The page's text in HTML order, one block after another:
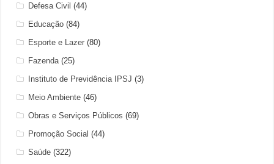
Defesa Civil (44)
Educação (84)
Esporte e Lazer (80)
Fazenda (25)
Instituto de Previdência IPSJ (3)
Meio Ambiente (46)
Obras e Serviços Públicos (69)
Promoção Social (44)
Saúde (322)